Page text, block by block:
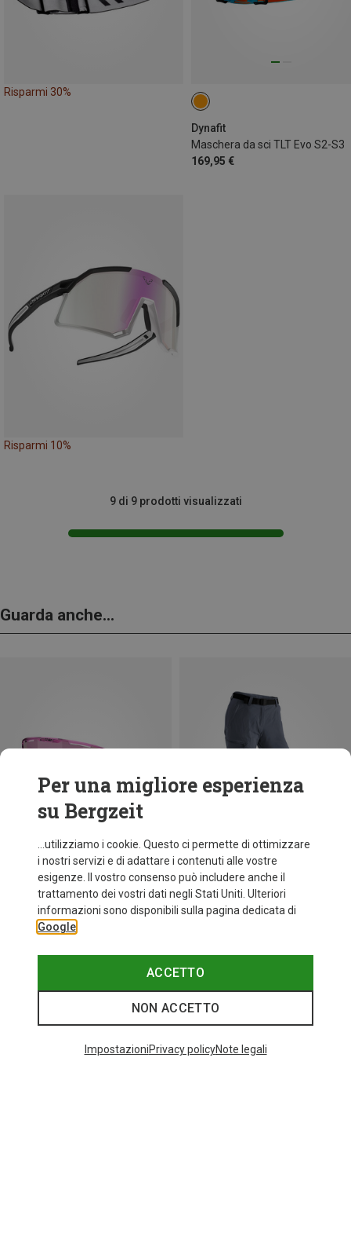
Risparmi 30%
Dynafit
Maschera da sci TLT Evo S2-S3
169,95 €
Risparmi 10%
9 di 9 prodotti visualizzati
Guarda anche...
+11 Taglie
ONE SIZE
fino a 35%
Categories speciali
Per una migliore esperienza
su Bergzeit
...utilizziamo i cookie. Questo ci permette di ottimizzare
i nostri servizi e di adattare i contenuti alle vostre
esigenze. Il vostro consenso può includere anche il
trattamento dei vostri dati negli Stati Uniti. Ulteriori
informazioni sono disponibili sulla pagina dedicata di
Google
ACCETTO
NON ACCETTO
ImpostazioniPrivacy policyNote legali